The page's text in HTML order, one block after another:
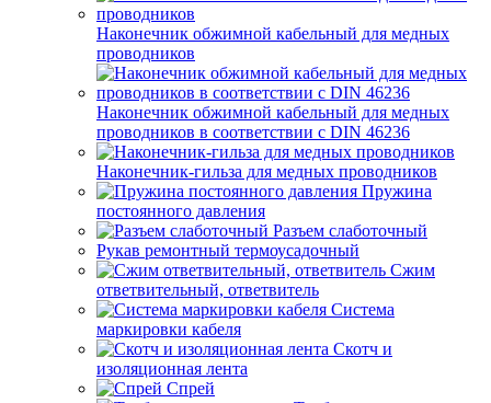
Наконечник обжимной кабельный для медных
проводников
Наконечник обжимной кабельный для медных
проводников в соответствии с DIN 46236
Наконечник-гильза для медных проводников
Пружина
постоянного давления
Разъем слаботочный
Рукав ремонтный термоусадочный
Сжим
ответвительный, ответвитель
Система
маркировки кабеля
Скотч и
изоляционная лента
Спрей